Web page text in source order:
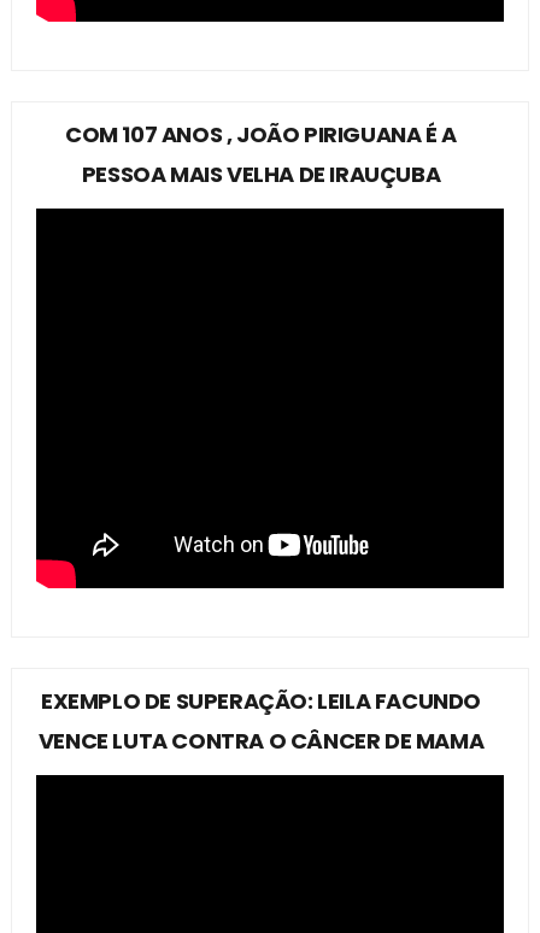
COM 107 ANOS , JOÃO PIRIGUANA É A
PESSOA MAIS VELHA DE IRAUÇUBA
EXEMPLO DE SUPERAÇÃO: LEILA FACUNDO
VENCE LUTA CONTRA O CÂNCER DE MAMA